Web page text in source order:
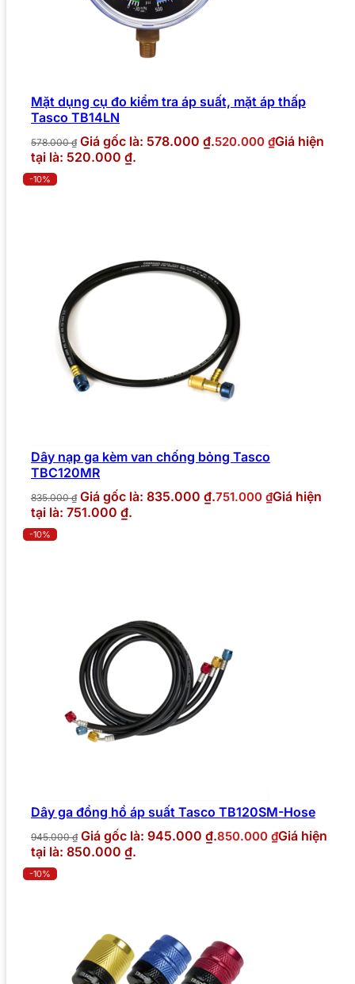
Mặt dụng cụ đo kiểm tra áp suất, mặt áp thấp
Tasco TB14LN
578.000₫ Giá gốc là: 578.000 ₫.520.000 ₫Giá hiện
tại là: 520.000 ₫.
-10%
Dây nạp ga kèm van chống bỏng Tasco
TBC120MR
835.000₫ Giá gốc là: 835.000 ₫.751.000 ₫Giá hiện
tại là: 751.000 ₫.
-10%
Dây ga đồng hồ áp suất Tasco TB120SM-Hose
945.000₫ Giá gốc là: 945.000 ₫.850.000 ₫Giá hiện
tại là: 850.000 ₫.
-10%